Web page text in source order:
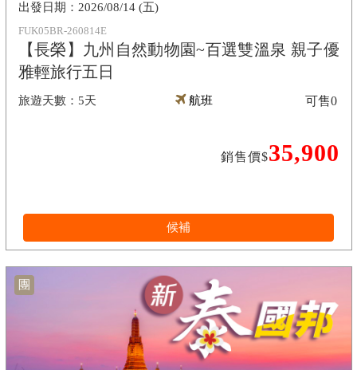
FUK05BR-260814E
【長榮】九州自然動物園~百選雙溫泉 親子優
雅輕旅行五日
5天
2026/08/14 (五)
航班
銷售價$35,900
可售0
候補
團